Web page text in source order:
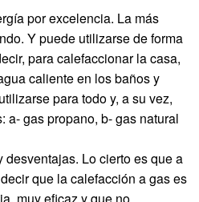
por excelencia. La más
Y puede utilizarse de forma
para calefaccionar la casa,
caliente en los baños y
para todo y, a su vez,
a- gas propano, b- gas natural
desventajas. Lo cierto es que a
que la calefacción a gas es
muy eficaz y que no